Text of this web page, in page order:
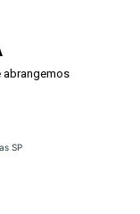
abrangemos
SP